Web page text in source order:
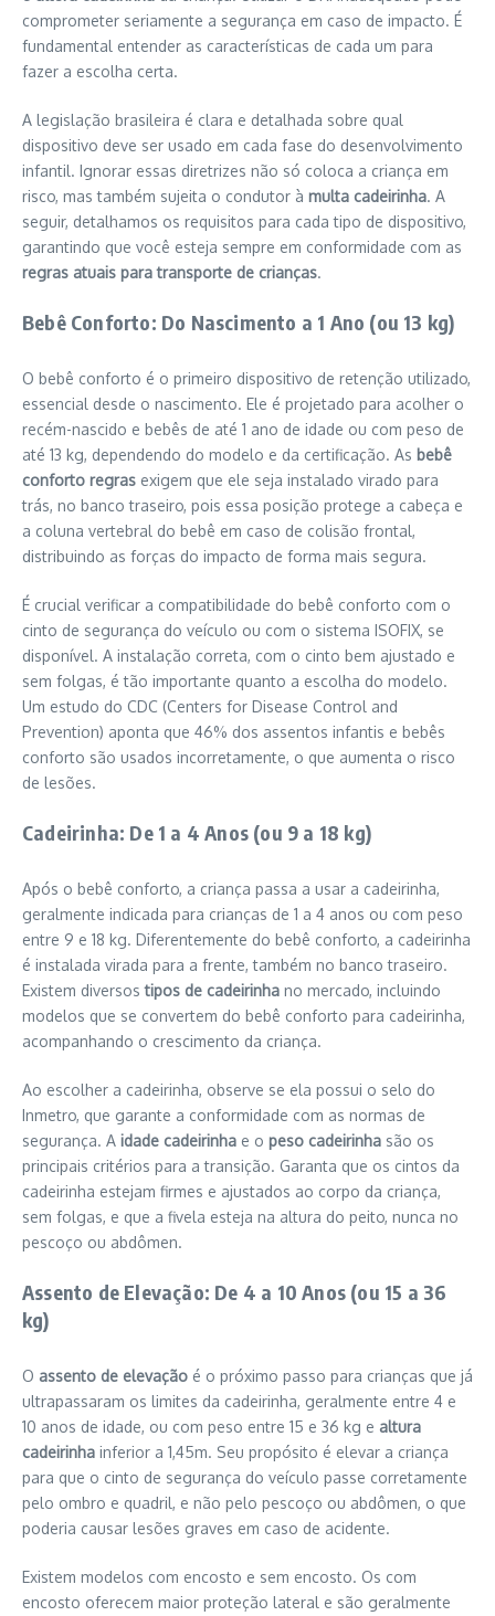
comprometer seriamente a segurança em caso de impacto. É
fundamental entender as características de cada um para
fazer a escolha certa.
A legislação brasileira é clara e detalhada sobre qual
dispositivo deve ser usado em cada fase do desenvolvimento
infantil. Ignorar essas diretrizes não só coloca a criança em
risco, mas também sujeita o condutor à multa cadeirinha. A
seguir, detalhamos os requisitos para cada tipo de dispositivo,
garantindo que você esteja sempre em conformidade com as
regras atuais para transporte de crianças.
Bebê Conforto: Do Nascimento a 1 Ano (ou 13 kg)
O bebê conforto é o primeiro dispositivo de retenção utilizado,
essencial desde o nascimento. Ele é projetado para acolher o
recém-nascido e bebês de até 1 ano de idade ou com peso de
até 13 kg, dependendo do modelo e da certificação. As bebê
conforto regras exigem que ele seja instalado virado para
trás, no banco traseiro, pois essa posição protege a cabeça e
a coluna vertebral do bebê em caso de colisão frontal,
distribuindo as forças do impacto de forma mais segura.
É crucial verificar a compatibilidade do bebê conforto com o
cinto de segurança do veículo ou com o sistema ISOFIX, se
disponível. A instalação correta, com o cinto bem ajustado e
sem folgas, é tão importante quanto a escolha do modelo.
Um estudo do CDC (Centers for Disease Control and
Prevention) aponta que 46% dos assentos infantis e bebês
conforto são usados incorretamente, o que aumenta o risco
de lesões.
Cadeirinha: De 1 a 4 Anos (ou 9 a 18 kg)
Após o bebê conforto, a criança passa a usar a cadeirinha,
geralmente indicada para crianças de 1 a 4 anos ou com peso
entre 9 e 18 kg. Diferentemente do bebê conforto, a cadeirinha
é instalada virada para a frente, também no banco traseiro.
Existem diversostipos de cadeirinha no mercado, incluindo
modelos que se convertem do bebê conforto para cadeirinha,
acompanhando o crescimento da criança.
Ao escolher a cadeirinha, observe se ela possui o selo do
Inmetro, que garante a conformidade com as normas de
segurança. A idade cadeirinha e o peso cadeirinha são os
principais critérios para a transição. Garanta que os cintos da
cadeirinha estejam firmes e ajustados ao corpo da criança,
sem folgas, e que a fivela esteja na altura do peito, nunca no
pescoço ou abdômen.
Assento de Elevação: De 4 a 10 Anos (ou 15 a 36
kg)
O assento de elevação é o próximo passo para crianças que já
ultrapassaram os limites da cadeirinha, geralmente entre 4 e
10 anos de idade, ou com peso entre 15 e 36 kg e altura
cadeirinha inferior a 1,45m. Seu propósito é elevar a criança
para que o cinto de segurança do veículo passe corretamente
pelo ombro e quadril, e não pelo pescoço ou abdômen, o que
poderia causar lesões graves em caso de acidente.
Existem modelos com encosto e sem encosto. Os com
encosto oferecem maior proteção lateral e são geralmente